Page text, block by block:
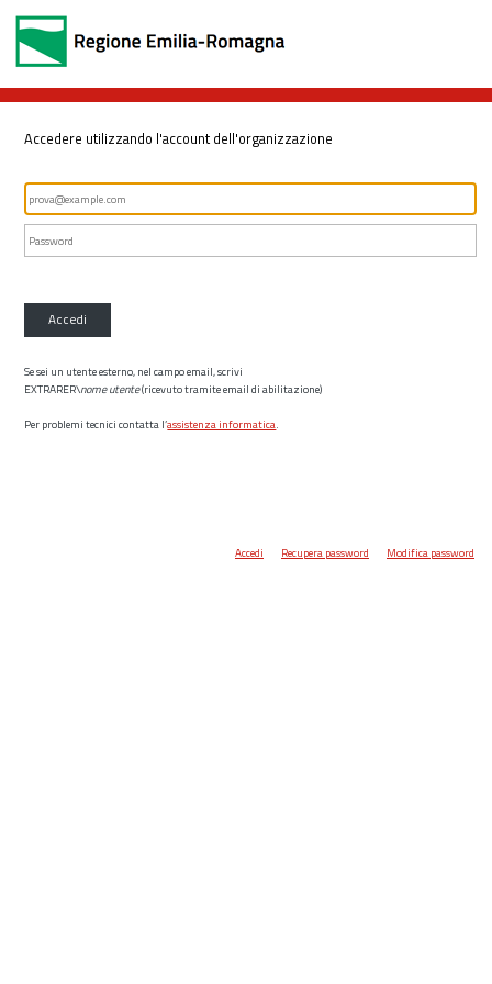
Accedere utilizzando l'account dell'organizzazione
Accedi
Se sei un utente esterno, nel campo email, scrivi
EXTRARER\nome utente(ricevuto tramite email di abilitazione)
Per problemi tecnici contatta l’assistenza informatica.
Accedi Recupera password Modifica password